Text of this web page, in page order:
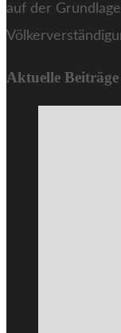
auf der
Aktuelle Beiträge